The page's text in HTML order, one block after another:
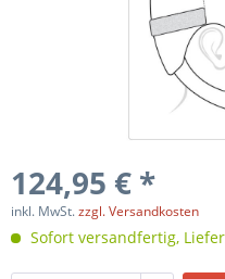
124,95 € *
inkl. MwSt.zzgl. Versandkosten
Sofort versandfertig,